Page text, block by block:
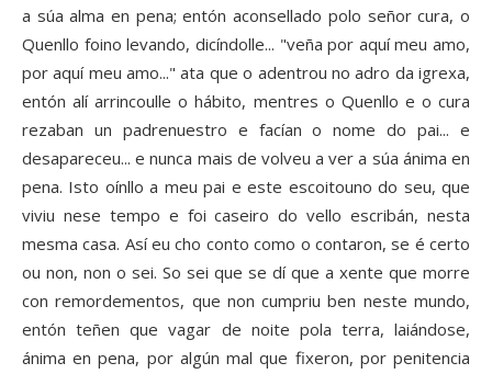
a súa alma en pena; entón aconsellado polo señor cura, o
Quenllo foino levando, dicíndolle... "veña por aquí meu amo,
por aquí meu amo..." ata que o adentrou no adro da igrexa,
entón alí arrincoulle o hábito, mentres o Quenllo e o cura
rezaban un padrenuestro e facían o nome do pai... e
desapareceu... e nunca mais de volveu a ver a súa ánima en
pena. Isto oínllo a meu pai e este escoitouno do seu, que
viviu nese tempo e foi caseiro do vello escribán, nesta
mesma casa. Así eu cho conto como o contaron, se é certo
ou non, non o sei. So sei que se dí que a xente que morre
con remordementos, que non cumpriu ben neste mundo,
entón teñen que vagar de noite pola terra, laiándose,
ánima en pena, por algún mal que fixeron, por penitencia